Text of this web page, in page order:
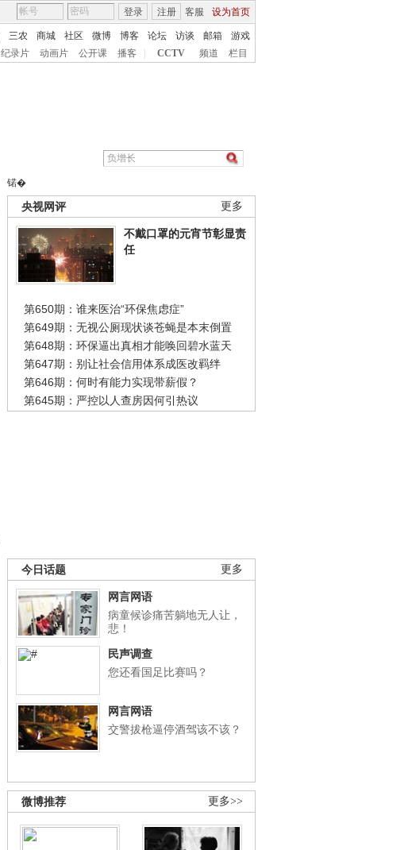
客服 设为首页
登录 注册
三农 商城 社区 微博 博客 论坛 访谈 邮箱
游戏
纪录片 动画片 公开课 播客 CCTV 频道 栏目
锘�
更多
央视网评
不戴口罩的元宵节彰显责
任
第650期：谁来医治“环保焦虑症”
第649期：无视公厕现状谈苍蝇是本末倒置
第648期：环保逼出真相才能唤回碧水蓝天
第647期：别让社会信用体系成医改羁绊
第646期：何时有能力实现带薪假？
第645期：严控以人查房因何引热议
更多
今日话题
网言网语
病童候诊痛苦躺地无人让，
悲！
民声调查
您还看国足比赛吗？
网言网语
交警拔枪逼停酒驾该不该？
更多>>
微博推荐